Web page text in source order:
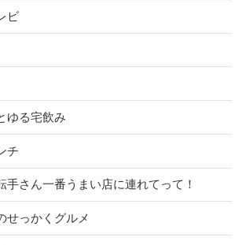
ビ
ゆる宅飲み
チ
手さん一番うまい店に連れてって！
せっかくグルメ